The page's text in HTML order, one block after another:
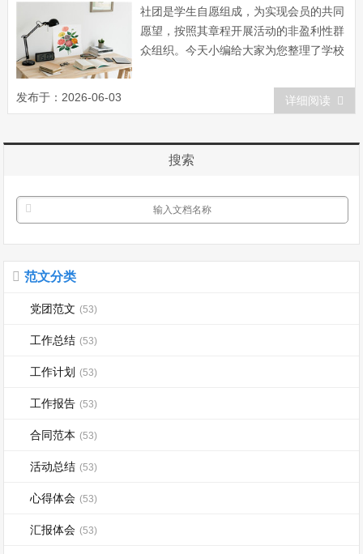
社团是学生自愿组成，为实现会员的共同
愿望，按照其章程开展活动的非盈利性群
众组织。今天小编给大家为您整理了学校
校社团工作总结范文一 总结过去，展
望未来。为更好的发展建设好社团，繁荣
力，提高社员的积极性、主动性，现在对
本学期我...
发布于：2026-06-03 详细阅读
搜索
范文分类
党团范文 (53)
工作总结 (53)
工作计划 (53)
工作报告 (53)
合同范本 (53)
活动总结 (53)
心得体会 (53)
汇报体会 (53)